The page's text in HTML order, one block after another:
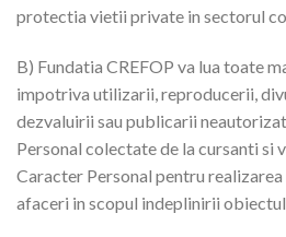
protectia vietii private in sectorul
B) Fundatia CREFOP va lua toate
impotriva utilizarii, reproducerii,
dezvaluirii sau publicarii
Personal colectate de la cursanti si
Caracter Personal pentru
afaceri in scopul indeplinirii